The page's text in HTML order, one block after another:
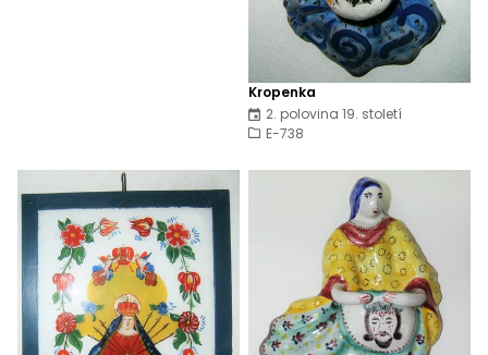
Kropenka
2. polovina 19. století
E-738